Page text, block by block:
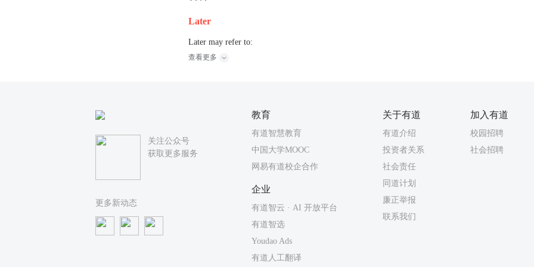
Later
Later may refer to:
查看更多
关注公众号
获取更多服务
更多新动态
教育
有道智慧教育
中国大学MOOC
网易有道校企合作
关于有道
有道介绍
投资者关系
社会责任
同道计划
廉正举报
联系我们
加入有道
校园招聘
社会招聘
企业
有道智云 · AI 开放平台
有道智选
Youdao Ads
有道人工翻译